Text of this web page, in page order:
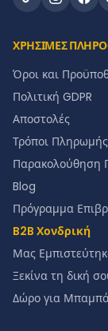
ΧΡΗΣΙΜΕΣ
Όροι και
Πολιτική GDPR
Αποστολές
Τρόποι Πληρωμής
Παρακολούθηση
Blog
Πρόγραμμα
B2B Χονδρική
Μας
Ξεκίνα τη δική
Δώρο για